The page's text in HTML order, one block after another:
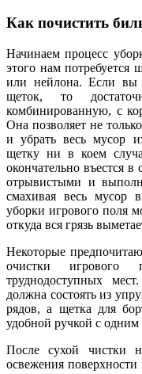
Как почистить
Начинаем процесс
этого нам потребуется
или нейлона. Если вы
щеток, то
комбинированную, с
Она позволяет не
и убрать весь мусор
щетку ни в коем
окончательно въестся
отрывистыми и
смахивая весь мусор
уборки игрового поля
откуда вся грязь
Некоторые
очистки
труднодоступных
должна состоять из
рядов, а щетка для
удобной ручкой с
После сухой чистки
освежения